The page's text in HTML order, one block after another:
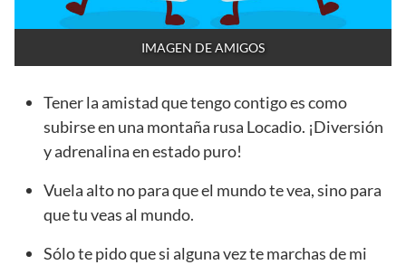
IMAGEN DE AMIGOS
Tener la amistad que tengo contigo es como
subirse en una montaña rusa Locadio. ¡Diversión
y adrenalina en estado puro!
Vuela alto no para que el mundo te vea, sino para
que tu veas al mundo.
Sólo te pido que si alguna vez te marchas de mi